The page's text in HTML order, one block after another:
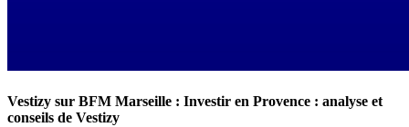
Vestizy sur BFM Marseille : Investir en Provence : analyse et
conseils de Vestizy